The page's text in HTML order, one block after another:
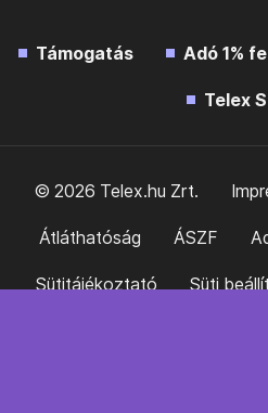
Támogatás Adó 1%
Telex
© 2026 Telex.hu Zrt.
Átláthatóság ÁSZF
Sütitájékoztató Süti